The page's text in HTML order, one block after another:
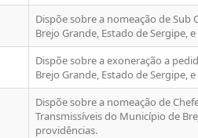
Dispõe sobre a nomeação de Sub
Brejo Grande, Estado de Sergipe,
Dispõe sobre a exoneração a
Brejo Grande, Estado de Sergipe,
Dispõe sobre a nomeação de
Transmissíveis do Município de
providências.